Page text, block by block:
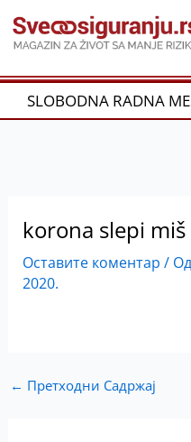
на
садржај
SLOBODNA RADNA
korona slepi miš
Оставите коментар /
2020.
← Претходни Садржај